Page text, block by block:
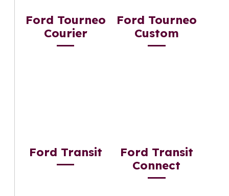
Ford Tourneo
Courier
Ford Tourneo
Custom
Ford Transit
Ford Transit
Connect